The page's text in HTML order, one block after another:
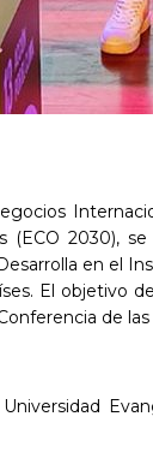
2030),
en el
El objetivo
de